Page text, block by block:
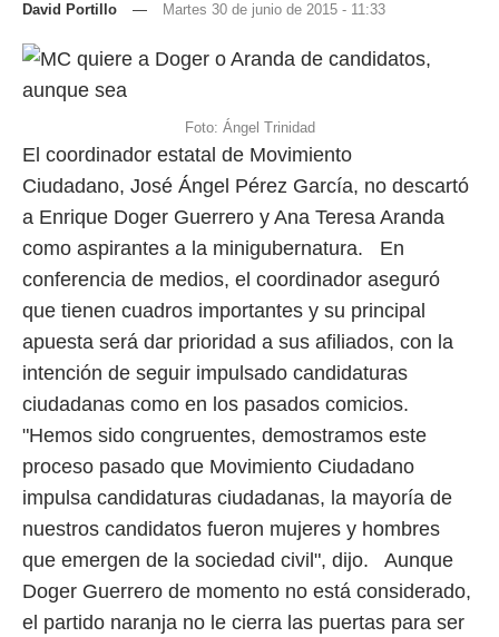
David Portillo — Martes 30 de junio de 2015 - 11:33
Foto: Ángel Trinidad
El coordinador estatal de Movimiento
Ciudadano, José Ángel Pérez García, no descartó
a Enrique Doger Guerrero y Ana Teresa Aranda
como aspirantes a la minigubernatura. En
conferencia de medios, el coordinador aseguró
que tienen cuadros importantes y su principal
apuesta será dar prioridad a sus afiliados, con la
intención de seguir impulsado candidaturas
ciudadanas como en los pasados comicios.
"Hemos sido congruentes, demostramos este
proceso pasado que Movimiento Ciudadano
impulsa candidaturas ciudadanas, la mayoría de
nuestros candidatos fueron mujeres y hombres
que emergen de la sociedad civil", dijo. Aunque
Doger Guerrero de momento no está considerado,
el partido naranja no le cierra las puertas para ser